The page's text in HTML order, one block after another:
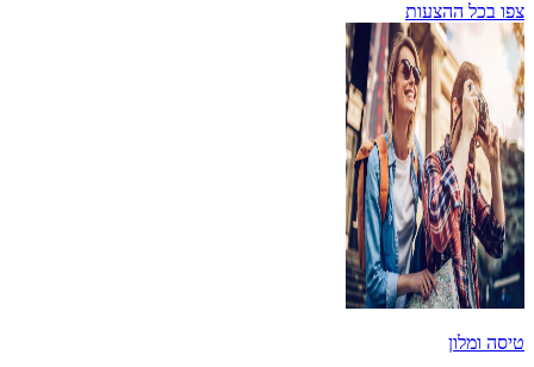
צפו בכל ההצעות
טיסה ומלון